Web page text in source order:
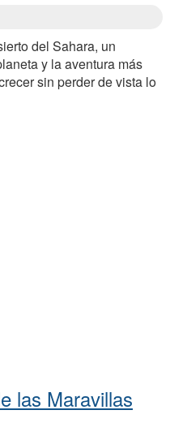
del Sahara, un
y la aventura más
sin perder de vista lo
las Maravillas